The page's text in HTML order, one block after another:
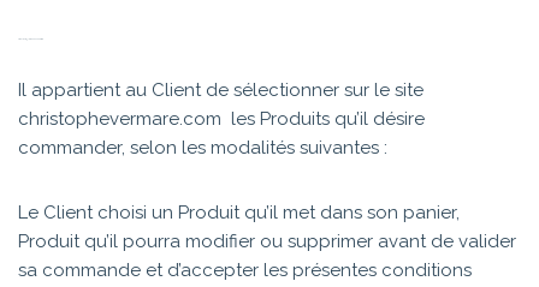
Il appartient au Client de sélectionner sur le site
christophevermare.com les Produits qu’il désire
commander, selon les modalités suivantes :
Le Client choisi un Produit qu’il met dans son panier,
Produit qu’il pourra modifier ou supprimer avant de valider
sa commande et d’accepter les présentes conditions